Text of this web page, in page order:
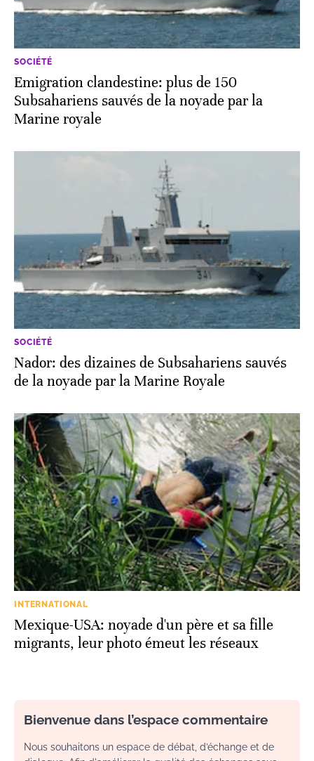
SOCIÉTÉ
Emigration clandestine: plus de 150
Subsahariens sauvés de la noyade par la
Marine royale
SOCIÉTÉ
Nador: des dizaines de Subsahariens sauvés
de la noyade par la Marine Royale
INTERNATIONAL
Mexique-USA: noyade d'un père et sa fille
migrants, leur photo émeut les réseaux
Bienvenue dans l’espace commentaire
Nous souhaitons un espace de débat, d’échange et de